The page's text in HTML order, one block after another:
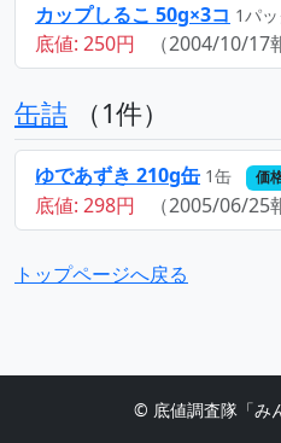
カップしるこ 50g×3コ 1パッ
底値: 250円 （2004/10/17
缶詰 （1件）
ゆであずき 210g缶 1缶 価
底値: 298円 （2005/06/25
トップページへ戻る
© 底値調査隊「み